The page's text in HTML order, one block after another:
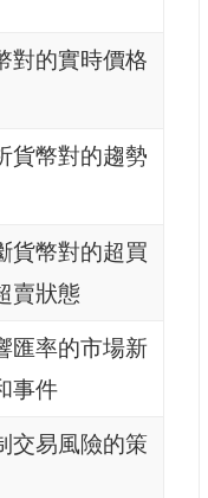
對的實時價格
貨幣對的趨勢
貨幣對的超買
賣狀態
匯率的市場新
事件
交易風險的策